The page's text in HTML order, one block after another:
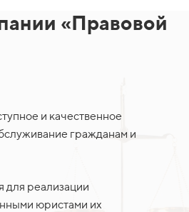
«Правовой
и качественное
гражданам и
для реализации
юристами их